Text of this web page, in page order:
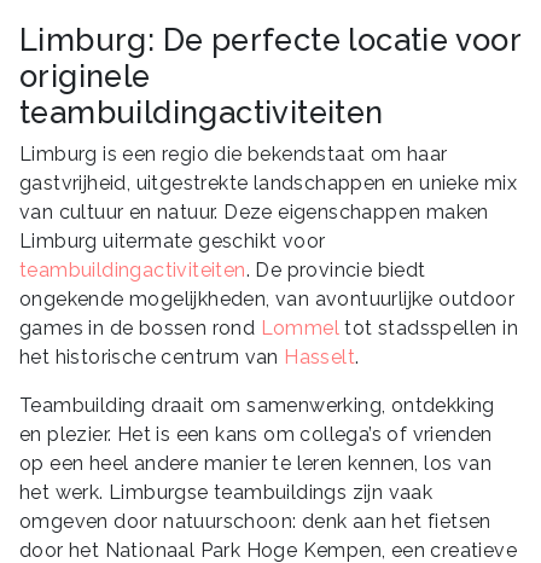
Limburg: De perfecte locatie voor
originele
teambuildingactiviteiten
Limburg is een regio die bekendstaat om haar
gastvrijheid, uitgestrekte landschappen en unieke mix
van cultuur en natuur. Deze eigenschappen maken
Limburg uitermate geschikt voor
teambuildingactiviteiten. De provincie biedt
ongekende mogelijkheden, van avontuurlijke outdoor
games in de bossen rond Lommel tot stadsspellen in
het historische centrum van Hasselt.
Teambuilding draait om samenwerking, ontdekking
en plezier. Het is een kans om collega’s of vrienden
op een heel andere manier te leren kennen, los van
het werk. Limburgse teambuildings zijn vaak
omgeven door natuurschoon: denk aan het fietsen
door het Nationaal Park Hoge Kempen, een creatieve